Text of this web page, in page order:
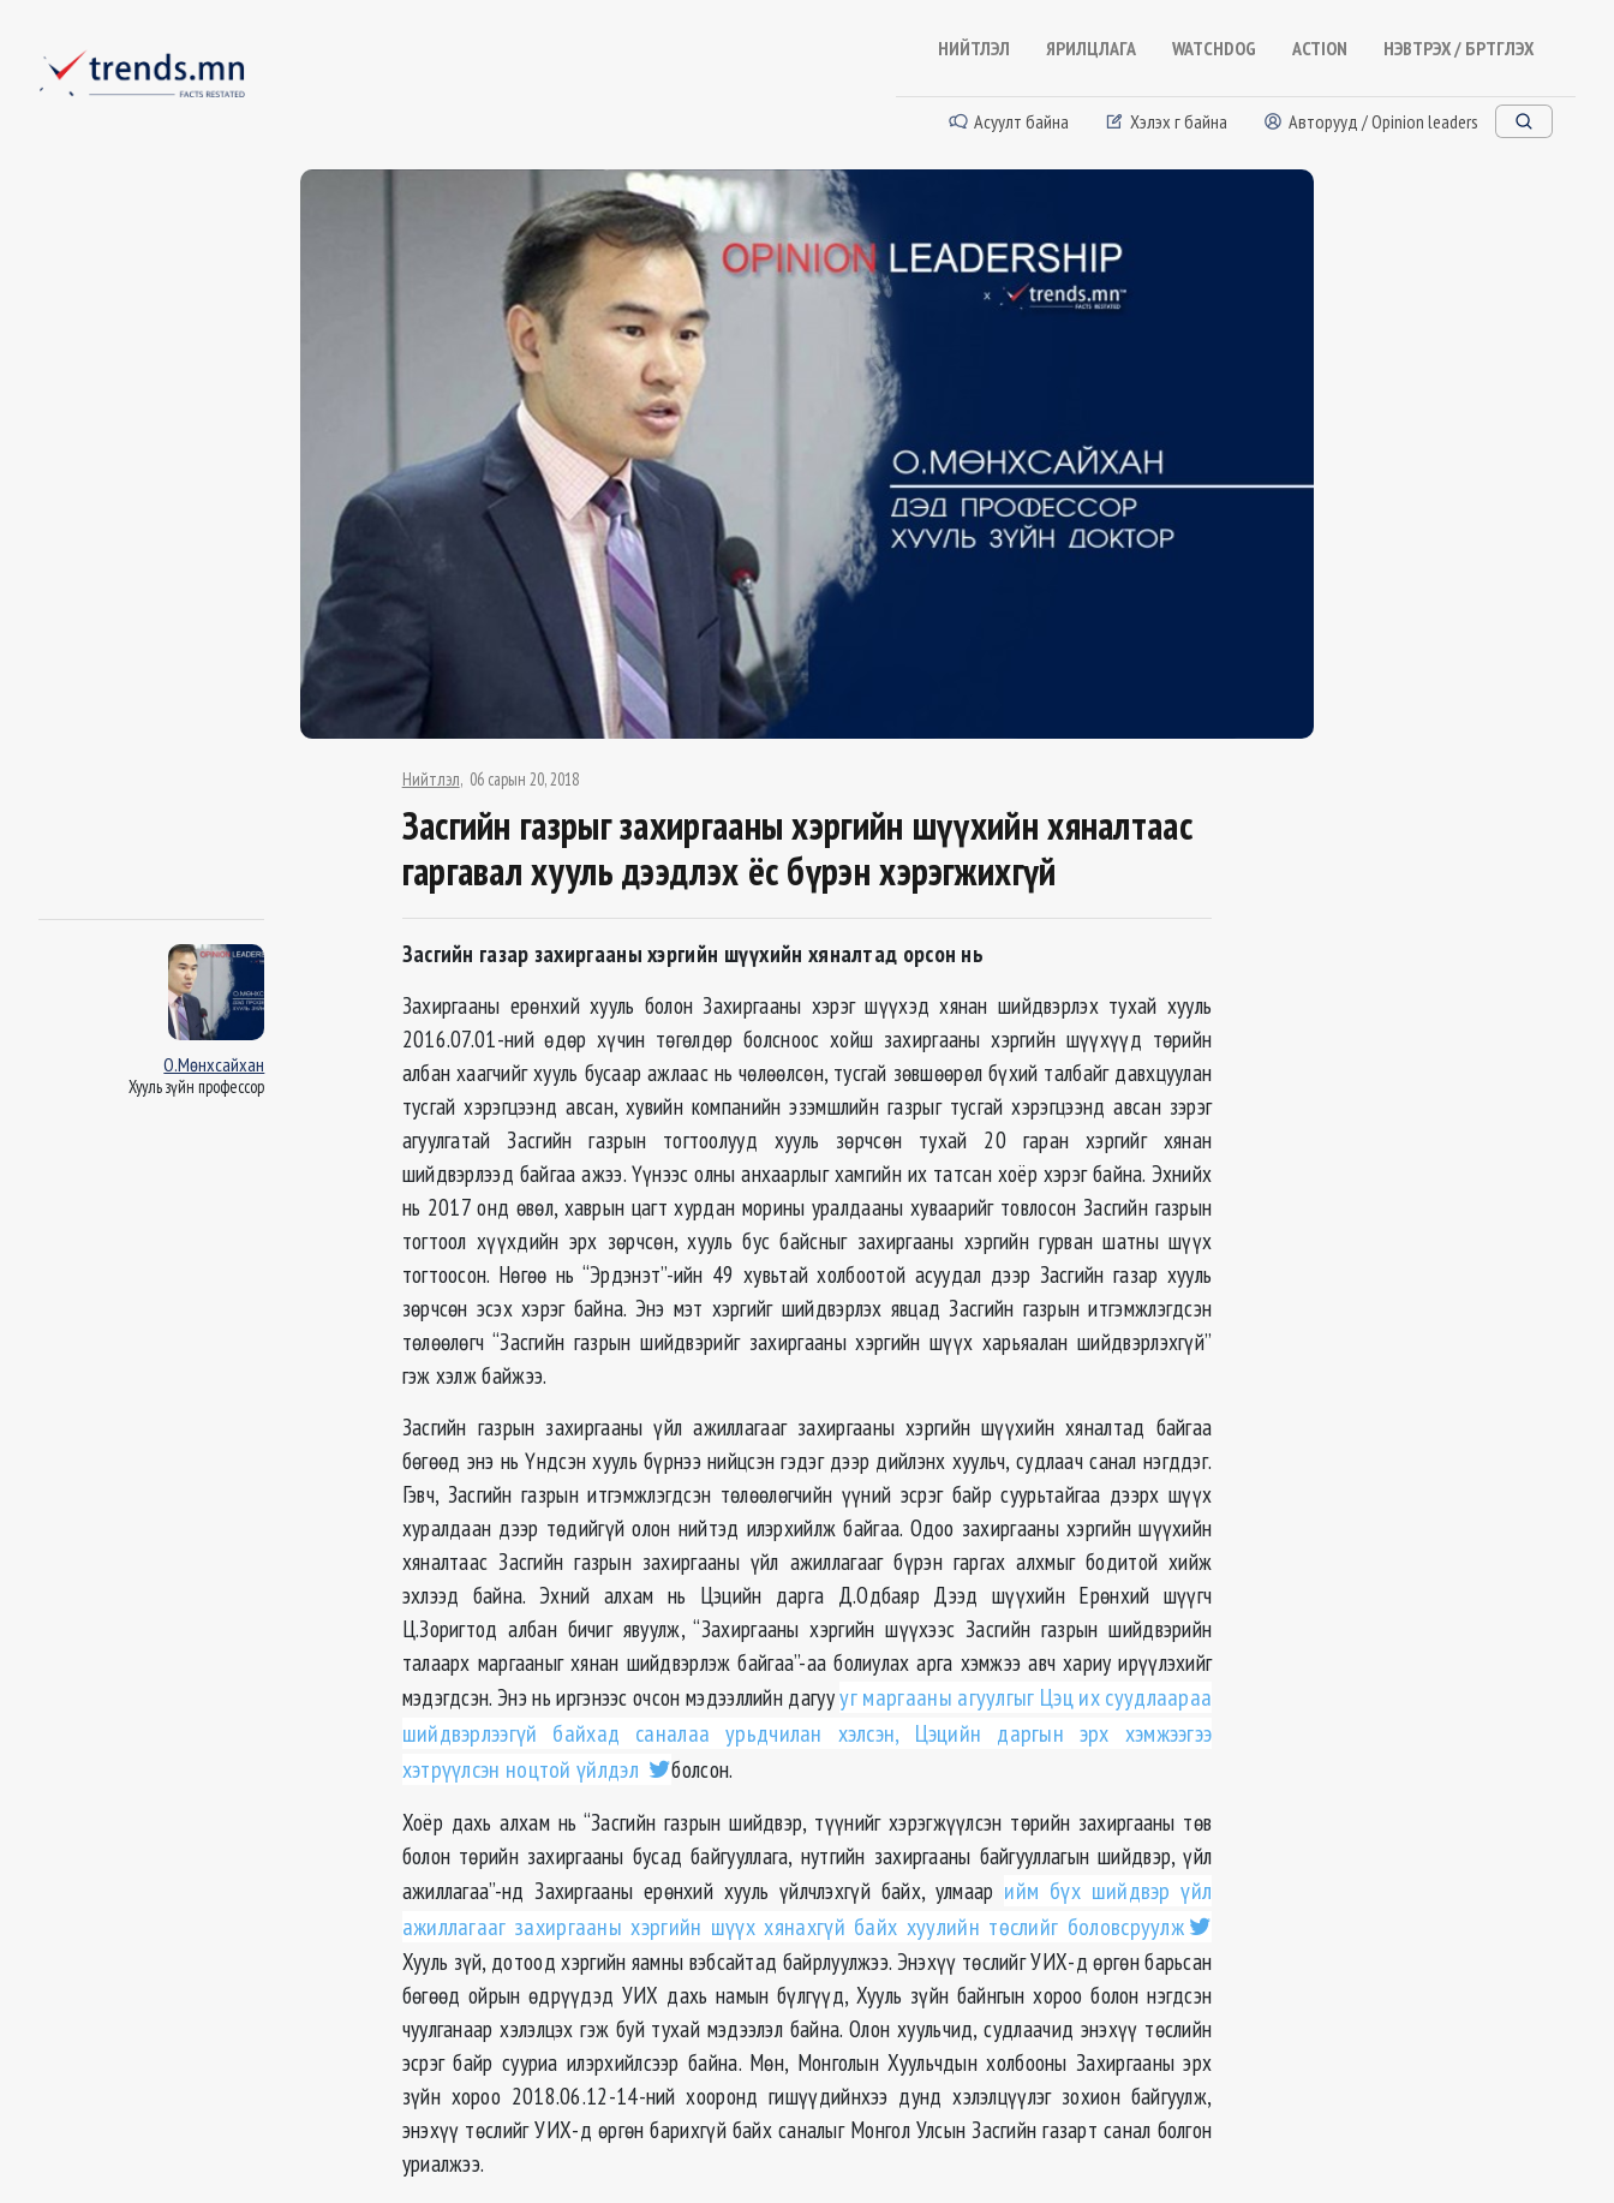
НИЙТЛЭЛ ЯРИЛЦЛАГА WATCHDOG ACTION НЭВТРЭХ / БҮРТГҮҮЛЭХ
Асуулт байна Хэлэх үг байна Авторууд / Opinion leaders
Нийтлэл 06 сарын 20, 2018
Засгийн газрыг захиргааны хэргийн шүүхийн хяналтаас
гаргавал хууль дээдлэх ёс бүрэн хэрэгжихгүй
О.Мөнхсайхан
Хууль зүйн профессор
Засгийн газар захиргааны хэргийн шүүхийн хяналтад орсон нь
Захиргааны ерөнхий хууль болон Захиргааны хэрэг шүүхэд хянан шийдвэрлэх тухай хууль
2016.07.01-ний өдөр хүчин төгөлдөр болсноос хойш захиргааны хэргийн шүүхүүд төрийн
албан хаагчийг хууль бусаар ажлаас нь чөлөөлсөн, тусгай зөвшөөрөл бүхий талбайг давхцуулан
тусгай хэрэгцээнд авсан, хувийн компанийн эзэмшлийн газрыг тусгай хэрэгцээнд авсан зэрэг
агуулгатай Засгийн газрын тогтоолууд хууль зөрчсөн тухай 20 гаран хэргийг хянан
шийдвэрлээд байгаа ажээ. Үүнээс олны анхаарлыг хамгийн их татсан хоёр хэрэг байна. Эхнийх
нь 2017 онд өвөл, хаврын цагт хурдан морины уралдааны хуваарийг товлосон Засгийн газрын
тогтоол хүүхдийн эрх зөрчсөн, хууль бус байсныг захиргааны хэргийн гурван шатны шүүх
тогтоосон. Нөгөө нь “Эрдэнэт”-ийн 49 хувьтай холбоотой асуудал дээр Засгийн газар хууль
зөрчсөн эсэх хэрэг байна. Энэ мэт хэргийг шийдвэрлэх явцад Засгийн газрын итгэмжлэгдсэн
төлөөлөгч “Засгийн газрын шийдвэрийг захиргааны хэргийн шүүх харьяалан шийдвэрлэхгүй”
гэж хэлж байжээ.
Засгийн газрын захиргааны үйл ажиллагааг захиргааны хэргийн шүүхийн хяналтад байгаа
бөгөөд энэ нь Үндсэн хууль бүрнээ нийцсэн гэдэг дээр дийлэнх хуульч, судлаач санал нэгддэг.
Гэвч, Засгийн газрын итгэмжлэгдсэн төлөөлөгчийн үүний эсрэг байр суурьтайгаа дээрх шүүх
хуралдаан дээр төдийгүй олон нийтэд илэрхийлж байгаа. Одоо захиргааны хэргийн шүүхийн
хяналтаас Засгийн газрын захиргааны үйл ажиллагааг бүрэн гаргах алхмыг бодитой хийж
эхлээд байна. Эхний алхам нь Цэцийн дарга Д.Одбаяр Дээд шүүхийн Ерөнхий шүүгч
Ц.Зоригтод албан бичиг явуулж, “Захиргааны хэргийн шүүхээс Засгийн газрын шийдвэрийн
талаарх маргааныг хянан шийдвэрлэж байгаа”-аа болиулах арга хэмжээ авч хариу ирүүлэхийг
мэдэгдсэн. Энэ нь иргэнээс очсон мэдээллийн дагуууг маргааны агуулгыг Цэц их суудлаараа
шийдвэрлээгүй байхад саналаа урьдчилан хэлсэн, Цэцийн даргын эрх хэмжээгээ
хэтрүүлсэн ноцтой үйлдэл
болсон.
Хоёр дахь алхам нь “Засгийн газрын шийдвэр, түүнийг хэрэгжүүлсэн төрийн захиргааны төв
болон төрийн захиргааны бусад байгууллага, нутгийн захиргааны байгууллагын шийдвэр, үйл
ажиллагаа”-нд Захиргааны ерөнхий хууль үйлчлэхгүй байх, улмаар ийм бүх шийдвэр үйл
ажиллагааг захиргааны хэргийн шүүх хянахгүй байх хуулийн төслийг боловсруулж
Хууль зүй, дотоод хэргийн яамны вэбсайтад байрлуулжээ. Энэхүү төслийг УИХ-д өргөн барьсан
бөгөөд ойрын өдрүүдэд УИХ дахь намын бүлгүүд, Хууль зүйн байнгын хороо болон нэгдсэн
чуулганаар хэлэлцэх гэж буй тухай мэдээлэл байна. Олон хуульчид, судлаачид энэхүү төслийн
эсрэг байр сууриа илэрхийлсээр байна. Мөн, Монголын Хуульчдын холбооны Захиргааны эрх
зүйн хороо 2018.06.12-14-ний хооронд гишүүдийнхээ дунд хэлэлцүүлэг зохион байгуулж,
энэхүү төслийг УИХ-д өргөн барихгүй байх саналыг Монгол Улсын Засгийн газарт санал болгон
уриалжээ.